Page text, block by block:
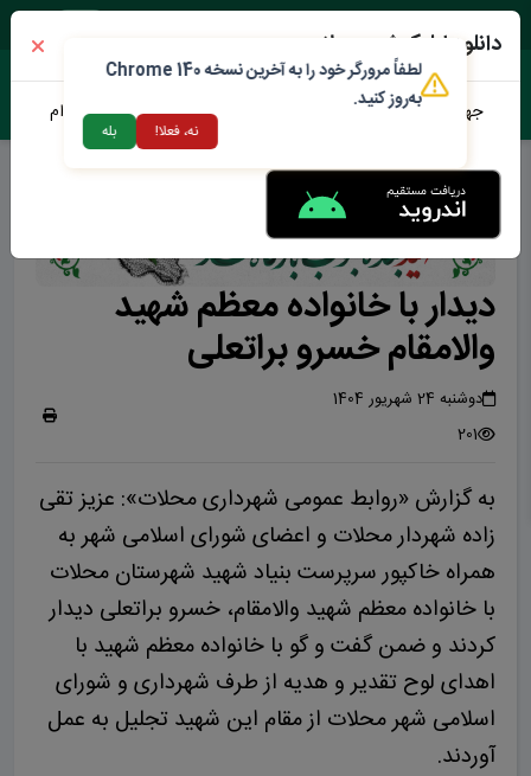
دیدار با خانواده معظم شهید
والامقام خسرو براتعلی
دوشنبه 24 شهریور 1404
201
به گزارش «روابط عمومی شهرداری محلات»: عزیز تقی
زاده شهردار محلات و اعضای شورای اسلامی شهر به
همراه خاکپور سرپرست بنیاد شهید شهرستان محلات
با خانواده معظم شهید والامقام، خسرو‌ براتعلی دیدار
کردند و ضمن گفت و گو با خانواده معظم شهید با
اهدای لوح تقدیر و هدیه از طرف شهرداری و شورای
اسلامی شهر محلات از مقام این شهید تجلیل به عمل
آوردند.
دانلود اپلیکیشن محلات من
جهت دانلود نرم افزار محلات من می توانید از طریق لینک زیر اقدام
لطفاً مرورگر خود را به آخرین نسخه Chrome 140
به‌روز کنید.
نه، فعلا! بله